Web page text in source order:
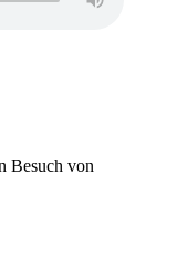
Besuch von